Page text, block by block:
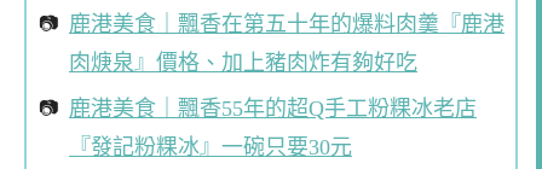
鹿港美食｜飄香在第五十年的爆料肉羹『鹿港
肉焿泉』價格、加上豬肉炸有夠好吃
鹿港美食｜飄香55年的超Q手工粉粿冰老店
『發記粉粿冰』一碗只要30元